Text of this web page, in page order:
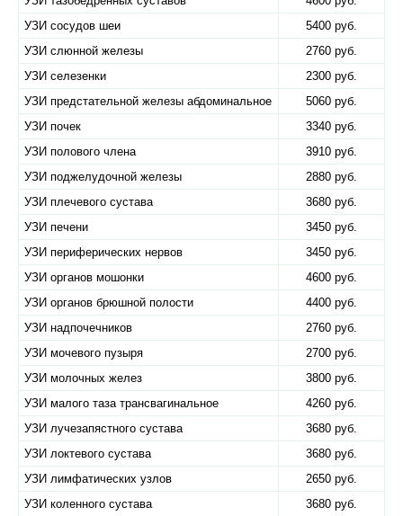
УЗИ сосудов шеи
5400 руб.
УЗИ слюнной железы
2760 руб.
УЗИ селезенки
2300 руб.
УЗИ предстательной железы абдоминальное
5060 руб.
УЗИ почек
3340 руб.
УЗИ полового члена
3910 руб.
УЗИ поджелудочной железы
2880 руб.
УЗИ плечевого сустава
3680 руб.
УЗИ печени
3450 руб.
УЗИ периферических нервов
3450 руб.
УЗИ органов мошонки
4600 руб.
УЗИ органов брюшной полости
4400 руб.
УЗИ надпочечников
2760 руб.
УЗИ мочевого пузыря
2700 руб.
УЗИ молочных желез
3800 руб.
УЗИ малого таза трансвагинальное
4260 руб.
УЗИ лучезапястного сустава
3680 руб.
УЗИ локтевого сустава
3680 руб.
УЗИ лимфатических узлов
2650 руб.
УЗИ коленного сустава
3680 руб.